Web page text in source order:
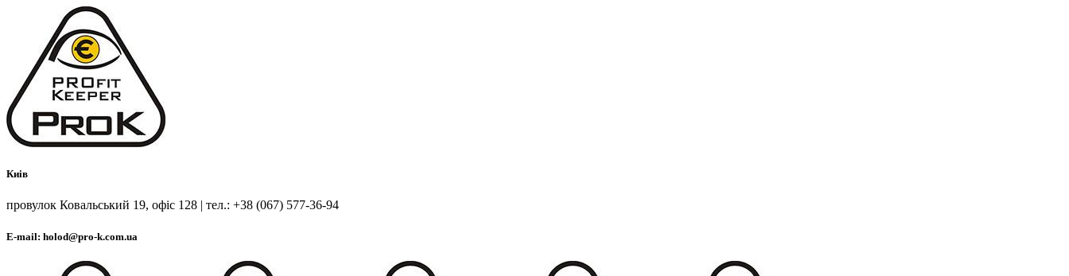
Киів
провулок Ковальський 19, офіс 128 | тел.: +38 (067) 577-36-94
E-mail: holod@pro-k.com.ua